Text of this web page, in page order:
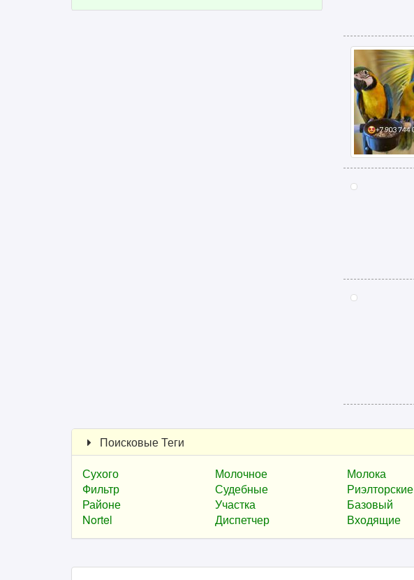
Поисковые Теги
Сухого
Молочное Молока
Фильтр
Судебные Риэлторские
Районе
Участка Базовый
Nortel
Диспетчер Входящие